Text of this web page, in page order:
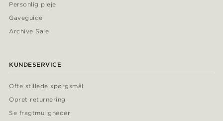
Personlig pleje
Gaveguide
Archive Sale
KUNDESERVICE
Ofte stillede spørgsmål
Opret returnering
Se fragtmuligheder